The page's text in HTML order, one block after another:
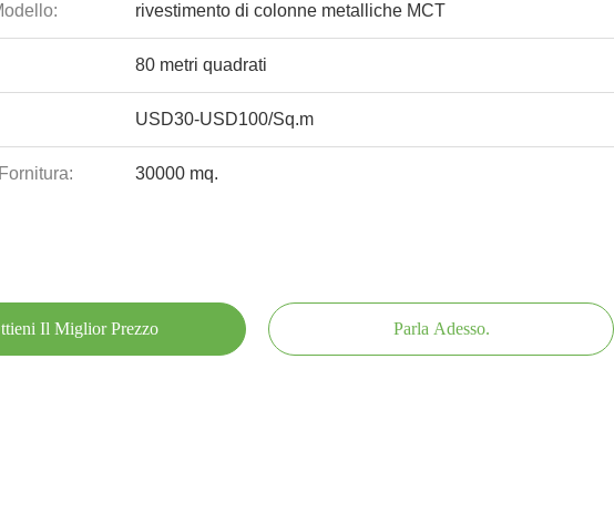
rivestimento di colonne metalliche MCT
80 metri quadrati
USD30-USD100/Sq.m
30000 mq.
Il Miglior Prezzo Parla Adesso.